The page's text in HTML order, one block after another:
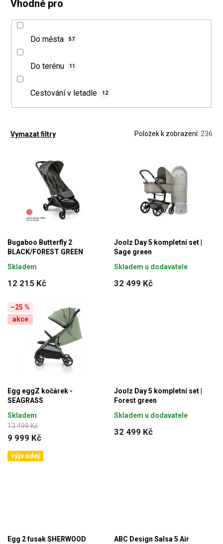
Vhodné pro
Do města 57
Do terénu 11
Cestování v letadle 12
Vymazat filtry Položek k zobrazení: 236
Bugaboo Butterfly 2
BLACK/FOREST GREEN
12 215 Kč
Skladem
Joolz Day 5 kompletní set |
Sage green
32 499 Kč
Skladem u dodavatele
–25 %
akce
Egg eggZ kočárek -
SEAGRASS
13 499 Kč
9 999 Kč
Skladem
Joolz Day 5 kompletní set |
Forest green
32 499 Kč
Skladem u dodavatele
výprodej
Egg 2 fusak SHERWOOD
ABC Design Salsa 5 Air